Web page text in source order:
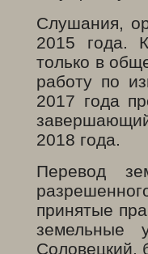
Слушания,
2015 года.
только в
работу по
2017 года
2018 года.
Перевод
принятые
земельные
Соловецкий,